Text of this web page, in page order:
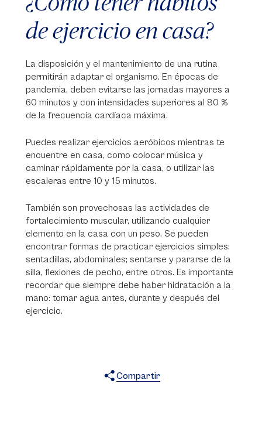
de ejercicio en casa?
La disposición y el mantenimiento de una rutina
permitirán adaptar el organismo. En épocas de
pandemia, deben evitarse las jornadas mayores a
60 minutos y con intensidades superiores al 80 %
de la frecuencia cardíaca máxima.
Puedes realizar ejercicios aeróbicos mientras te
encuentre en casa, como colocar música y
caminar rápidamente por la casa, o utilizar las
escaleras entre 10 y 15 minutos.
También son provechosas las actividades de
fortalecimiento muscular, utilizando cualquier
elemento en la casa con un peso. Se pueden
encontrar formas de practicar ejercicios simples:
sentadillas, abdominales; sentarse y pararse de la
silla, flexiones de pecho, entre otros. Es importante
recordar que siempre debe haber hidratación a la
mano: tomar agua antes, durante y después del
ejercicio.
Compartir